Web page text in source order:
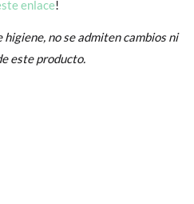
enlace!
higiene, no se admiten cambios ni
este producto.
& Devoluciones
de todo: te mandaremos